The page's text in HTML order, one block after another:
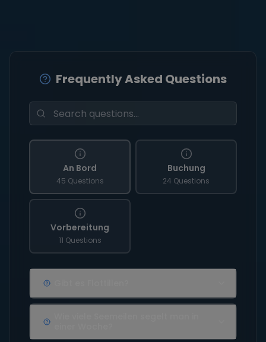
Frequently Asked Questions
An Bord
45 Questions
Buchung
24 Questions
Vorbereitung
11 Questions